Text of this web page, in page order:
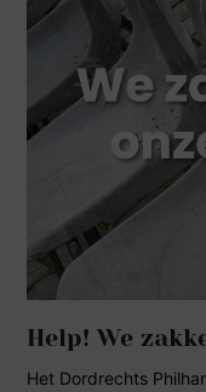
Help! We
Het Dordrechts